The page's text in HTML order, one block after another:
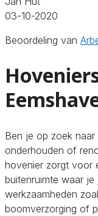
03-10-2020
Beoordeling van
Ben je op zoek naar
onderhouden of
hovenier zorgt voor
buitenruimte waar
werkzaamheden
boomverzorging of